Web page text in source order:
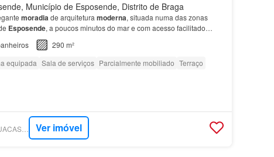
Município de Esposende, Distrito de Braga
moradiade arquitetura moderna, situada numa das zonas
Esposende, a poucos minutos do mar e com acesso facilitado
moderna
290 m²
equipada Sala de serviços Parcialmente mobiliado Terraço
SUPERCASA - TUACASA PORTUGAL Ver imóvel